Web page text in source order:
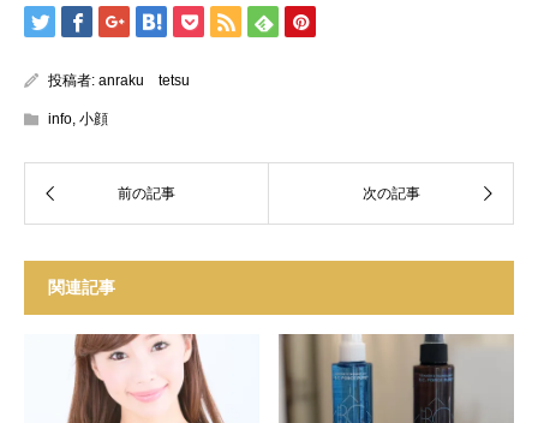
投稿者: anraku tetsu
info, 小顔
関連記事